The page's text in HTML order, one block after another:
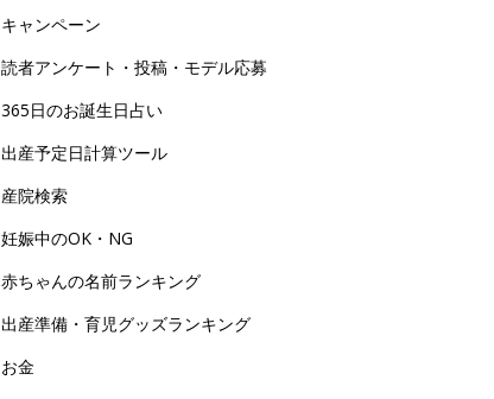
キャンペーン
読者アンケート・投稿・モデル応募
365日のお誕生日占い
出産予定日計算ツール
産院検索
妊娠中のOK・NG
赤ちゃんの名前ランキング
出産準備・育児グッズランキング
お金